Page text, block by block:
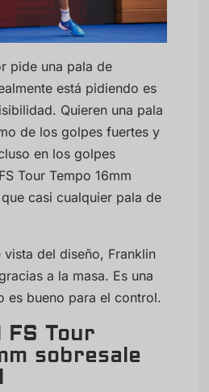
pide una pala de
está pidiendo es
Quieren una pala
de los golpes fuertes y
en los golpes
Tour Tempo 16mm
casi cualquier pala de
del diseño, Franklin
a la masa. Es una
es bueno para el control.
FS Tour
sobresale